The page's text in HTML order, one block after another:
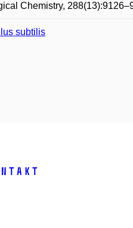
Chemistry,
subtilis